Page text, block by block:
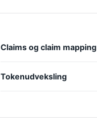
Claims og claim mapping
Tokenudveksling